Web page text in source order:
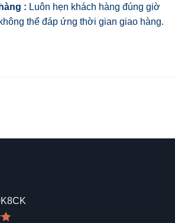
: Luôn hẹn khách hàng đúng giờ
thể đáp ứng thời gian giao hàng.